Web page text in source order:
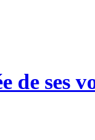
de ses